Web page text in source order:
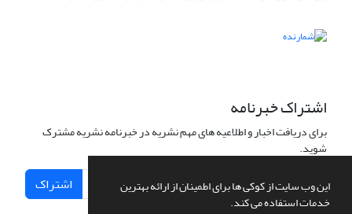
این وب سایت از کوکی ها برای اطمینان از ارائه بهترین
خدمات استفاده می کند.
اشتراک خبرنامه
برای دریافت اخبار و اطلاعیه های مهم نشریه در خبرنامه نشریه مشترک
شوید.
اشتراک